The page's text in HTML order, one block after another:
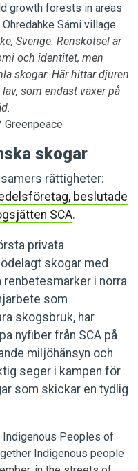
Sverige. Renskötsel är
och identitet, men
skogar. Här hittar djuren
som endast växer på
skogar
rättigheter:
beslutade
SCA.
privata
skogar med
renbetesmarker i norra
som
skogsbruk, har
nyfiber från SCA på
miljöhänsyn och
seger i kampen för
som skickar en tydlig